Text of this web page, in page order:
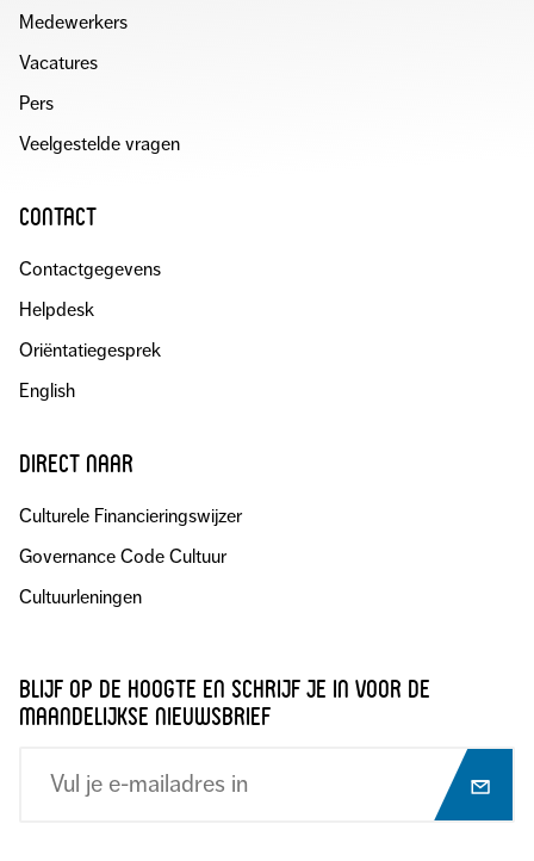
Medewerkers
Vacatures
Pers
Veelgestelde vragen
contact
Contactgegevens
Helpdesk
Oriëntatiegesprek
English
direct naar
Culturele Financieringswijzer
Governance Code Cultuur
Cultuurleningen
blijf op de hoogte en schrijf je in voor de
maandelijkse nieuwsbrief